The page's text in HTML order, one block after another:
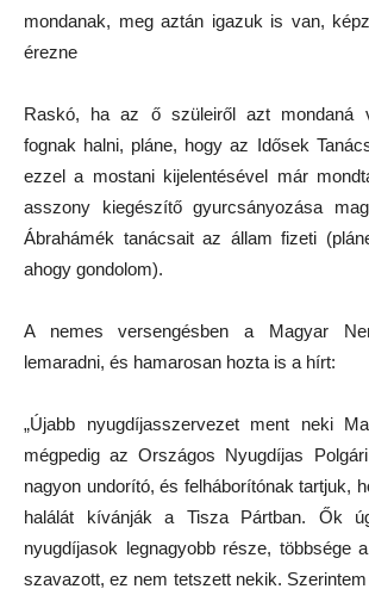
mondanak, meg aztán igazuk is van,
érezne
Raskó, ha az ő szüleiről azt mondaná
fognak halni, pláne, hogy az Idősek
ezzel a mostani kijelentésével már
asszony kiegészítő gyurcsányozása
Ábrahámék tanácsait az állam fizeti
ahogy gondolom).
A nemes versengésben a Magyar
lemaradni, és hamarosan hozta is a hírt:
„Újabb nyugdíjasszervezet ment neki
mégpedig az Országos Nyugdíjas
nagyon undorító, és felháborítónak tartjuk,
halálát kívánják a Tisza Pártban. Ők
nyugdíjasok legnagyobb része, többsége
szavazott, ez nem tetszett nekik.